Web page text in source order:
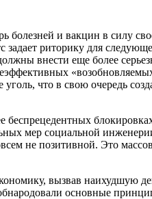
и вакцин в силу
задает риторику для
внести еще более
что в свою очередь
мер социальной
не позитивной. Это
вызвав наихудшую
основные